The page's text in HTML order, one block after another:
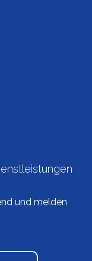
und melden